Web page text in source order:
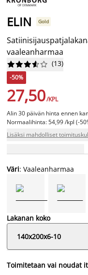
ELIN Gold
vaaleanharmaa





 (13)
-50%
27,50/KPL
Alin 30 päivän hinta ennen
Normaalihinta: 54,99 /kpl (-
Lisäksi mahdolliset
Väri: Vaaleanharmaa
Lakanan koko
140x200x6-10
Toimitetaan vai noudat